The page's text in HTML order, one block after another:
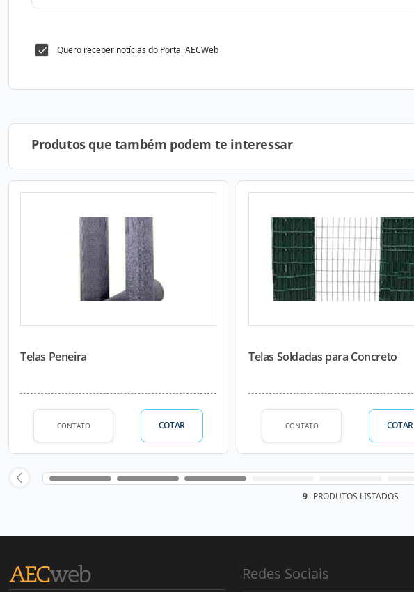
Quero receber notícias do Portal AECWeb
Produtos que também podem te interessar
Telas Peneira
CONTATO COTAR
Telas Soldadas para Concreto
CONTATO COTAR
9 PRODUTOS LISTADOS
Redes Sociais